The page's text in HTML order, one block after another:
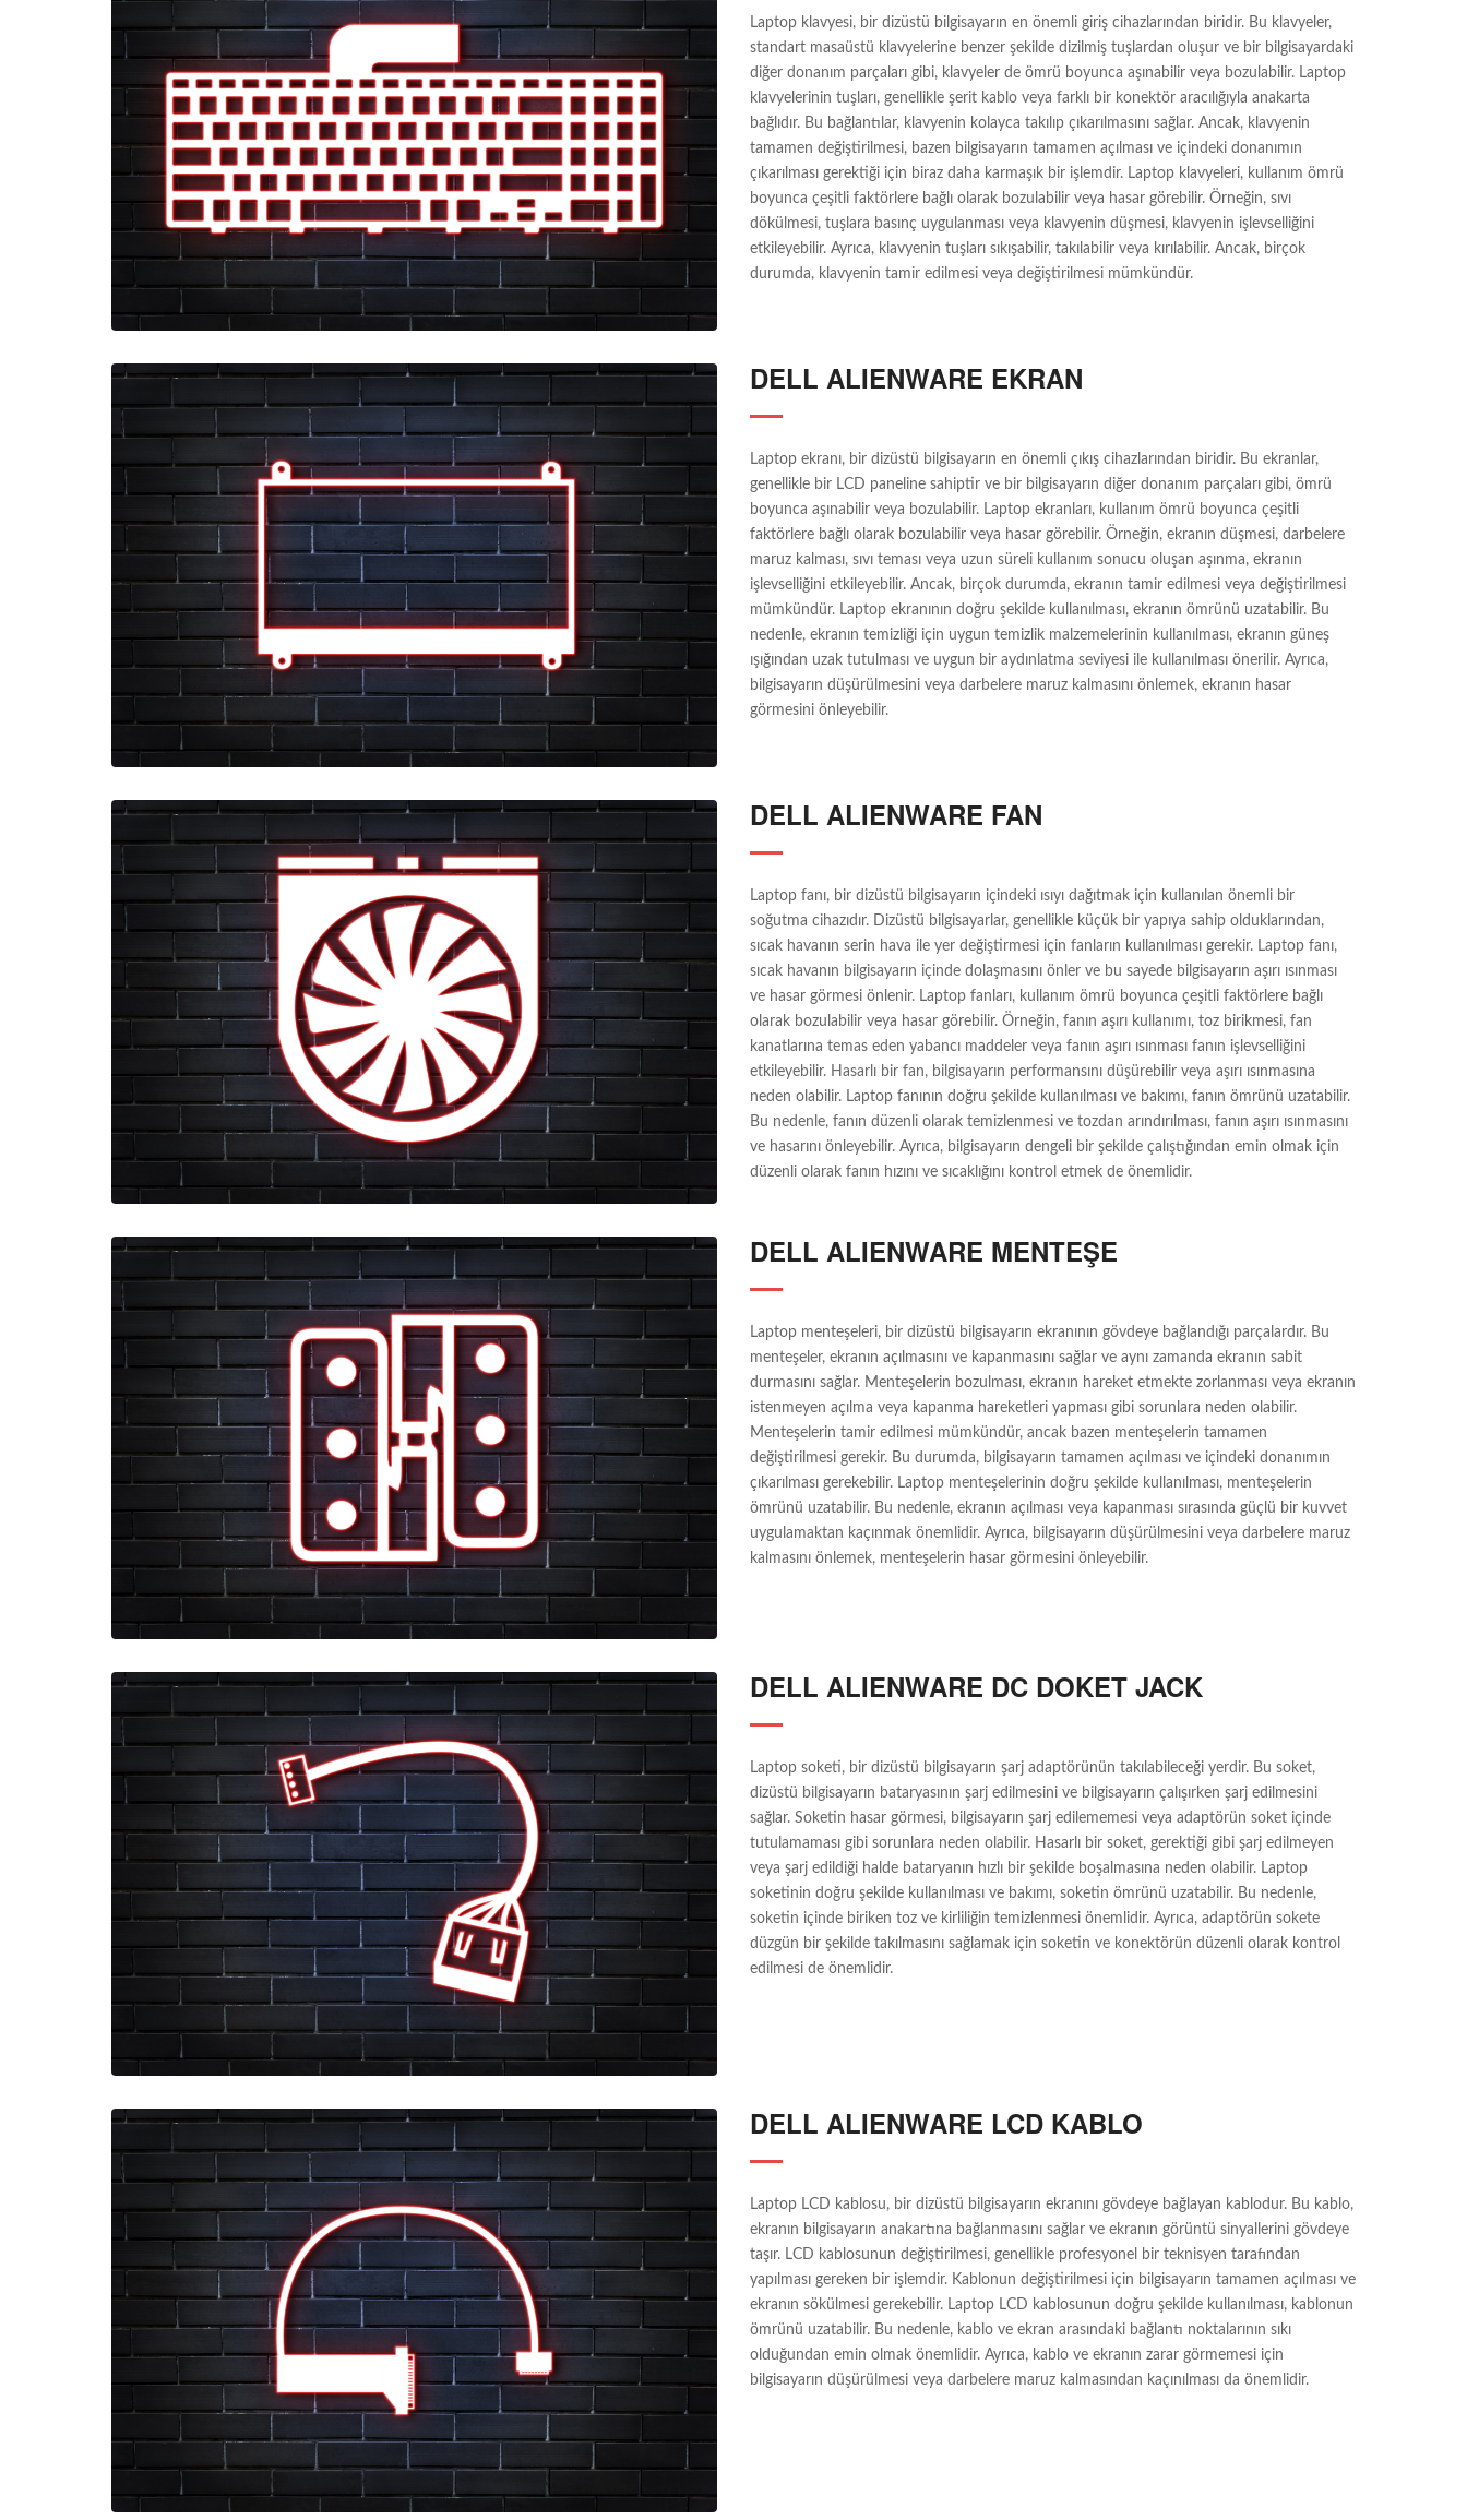
Laptop klavyesi, bir dizüstü bilgisayarın en önemli giriş cihazlarından biridir. Bu klavyeler,
standart masaüstü klavyelerine benzer şekilde dizilmiş tuşlardan oluşur ve bir bilgisayardaki
diğer donanım parçaları gibi, klavyeler de ömrü boyunca aşınabilir veya bozulabilir. Laptop
klavyelerinin tuşları, genellikle şerit kablo veya farklı bir konektör aracılığıyla anakarta
bağlıdır. Bu bağlantılar, klavyenin kolayca takılıp çıkarılmasını sağlar. Ancak, klavyenin
tamamen değiştirilmesi, bazen bilgisayarın tamamen açılması ve içindeki donanımın
çıkarılması gerektiği için biraz daha karmaşık bir işlemdir. Laptop klavyeleri, kullanım ömrü
boyunca çeşitli faktörlere bağlı olarak bozulabilir veya hasar görebilir. Örneğin, sıvı
dökülmesi, tuşlara basınç uygulanması veya klavyenin düşmesi, klavyenin işlevselliğini
etkileyebilir. Ayrıca, klavyenin tuşları sıkışabilir, takılabilir veya kırılabilir. Ancak, birçok
durumda, klavyenin tamir edilmesi veya değiştirilmesi mümkündür.
DELL ALIENWARE EKRAN
Laptop ekranı, bir dizüstü bilgisayarın en önemli çıkış cihazlarından biridir. Bu ekranlar,
genellikle bir LCD paneline sahiptir ve bir bilgisayarın diğer donanım parçaları gibi, ömrü
boyunca aşınabilir veya bozulabilir. Laptop ekranları, kullanım ömrü boyunca çeşitli
faktörlere bağlı olarak bozulabilir veya hasar görebilir. Örneğin, ekranın düşmesi, darbelere
maruz kalması, sıvı teması veya uzun süreli kullanım sonucu oluşan aşınma, ekranın
işlevselliğini etkileyebilir. Ancak, birçok durumda, ekranın tamir edilmesi veya değiştirilmesi
mümkündür. Laptop ekranının doğru şekilde kullanılması, ekranın ömrünü uzatabilir. Bu
nedenle, ekranın temizliği için uygun temizlik malzemelerinin kullanılması, ekranın güneş
ışığından uzak tutulması ve uygun bir aydınlatma seviyesi ile kullanılması önerilir. Ayrıca,
bilgisayarın düşürülmesini veya darbelere maruz kalmasını önlemek, ekranın hasar
görmesini önleyebilir.
DELL ALIENWARE FAN
Laptop fanı, bir dizüstü bilgisayarın içindeki ısıyı dağıtmak için kullanılan önemli bir
soğutma cihazıdır. Dizüstü bilgisayarlar, genellikle küçük bir yapıya sahip olduklarından,
sıcak havanın serin hava ile yer değiştirmesi için fanların kullanılması gerekir. Laptop fanı,
sıcak havanın bilgisayarın içinde dolaşmasını önler ve bu sayede bilgisayarın aşırı ısınması
ve hasar görmesi önlenir. Laptop fanları, kullanım ömrü boyunca çeşitli faktörlere bağlı
olarak bozulabilir veya hasar görebilir. Örneğin, fanın aşırı kullanımı, toz birikmesi, fan
kanatlarına temas eden yabancı maddeler veya fanın aşırı ısınması fanın işlevselliğini
etkileyebilir. Hasarlı bir fan, bilgisayarın performansını düşürebilir veya aşırı ısınmasına
neden olabilir. Laptop fanının doğru şekilde kullanılması ve bakımı, fanın ömrünü uzatabilir.
Bu nedenle, fanın düzenli olarak temizlenmesi ve tozdan arındırılması, fanın aşırı ısınmasını
ve hasarını önleyebilir. Ayrıca, bilgisayarın dengeli bir şekilde çalıştığından emin olmak için
düzenli olarak fanın hızını ve sıcaklığını kontrol etmek de önemlidir.
DELL ALIENWARE MENTEŞE
Laptop menteşeleri, bir dizüstü bilgisayarın ekranının gövdeye bağlandığı parçalardır. Bu
menteşeler, ekranın açılmasını ve kapanmasını sağlar ve aynı zamanda ekranın sabit
durmasını sağlar. Menteşelerin bozulması, ekranın hareket etmekte zorlanması veya ekranın
istenmeyen açılma veya kapanma hareketleri yapması gibi sorunlara neden olabilir.
Menteşelerin tamir edilmesi mümkündür, ancak bazen menteşelerin tamamen
değiştirilmesi gerekir. Bu durumda, bilgisayarın tamamen açılması ve içindeki donanımın
çıkarılması gerekebilir. Laptop menteşelerinin doğru şekilde kullanılması, menteşelerin
ömrünü uzatabilir. Bu nedenle, ekranın açılması veya kapanması sırasında güçlü bir kuvvet
uygulamaktan kaçınmak önemlidir. Ayrıca, bilgisayarın düşürülmesini veya darbelere maruz
kalmasını önlemek, menteşelerin hasar görmesini önleyebilir.
DELL ALIENWARE DC DOKET JACK
Laptop soketi, bir dizüstü bilgisayarın şarj adaptörünün takılabileceği yerdir. Bu soket,
dizüstü bilgisayarın bataryasının şarj edilmesini ve bilgisayarın çalışırken şarj edilmesini
sağlar. Soketin hasar görmesi, bilgisayarın şarj edilememesi veya adaptörün soket içinde
tutulamaması gibi sorunlara neden olabilir. Hasarlı bir soket, gerektiği gibi şarj edilmeyen
veya şarj edildiği halde bataryanın hızlı bir şekilde boşalmasına neden olabilir. Laptop
soketinin doğru şekilde kullanılması ve bakımı, soketin ömrünü uzatabilir. Bu nedenle,
soketin içinde biriken toz ve kirliliğin temizlenmesi önemlidir. Ayrıca, adaptörün sokete
düzgün bir şekilde takılmasını sağlamak için soketin ve konektörün düzenli olarak kontrol
edilmesi de önemlidir.
DELL ALIENWARE LCD KABLO
Laptop LCD kablosu, bir dizüstü bilgisayarın ekranını gövdeye bağlayan kablodur. Bu kablo,
ekranın bilgisayarın anakartına bağlanmasını sağlar ve ekranın görüntü sinyallerini gövdeye
taşır. LCD kablosunun değiştirilmesi, genellikle profesyonel bir teknisyen tarafından
yapılması gereken bir işlemdir. Kablonun değiştirilmesi için bilgisayarın tamamen açılması ve
ekranın sökülmesi gerekebilir. Laptop LCD kablosunun doğru şekilde kullanılması, kablonun
ömrünü uzatabilir. Bu nedenle, kablo ve ekran arasındaki bağlantı noktalarının sıkı
olduğundan emin olmak önemlidir. Ayrıca, kablo ve ekranın zarar görmemesi için
bilgisayarın düşürülmesi veya darbelere maruz kalmasından kaçınılması da önemlidir.